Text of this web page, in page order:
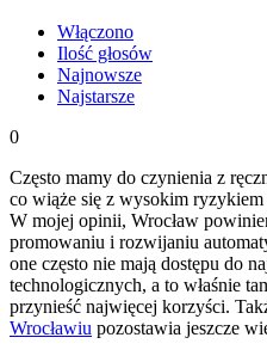
Włączono
Ilość głosów
Najnowsze
Najstarsze
0
Często mamy do czynienia z
co wiąże się z wysokim
W mojej opinii, Wrocław
promowaniu i rozwijaniu
one często nie mają dostępu do
technologicznych, a to właśnie
przynieść najwięcej korzyści.
Wrocławiu pozostawia jeszcze